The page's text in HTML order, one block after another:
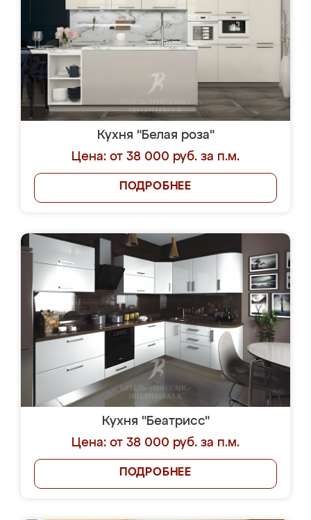
Кухня "Белая роза"
Цена: от 38 000 руб. за п.м.
ПОДРОБНЕЕ
Кухня "Беатрисс"
Цена: от 38 000 руб. за п.м.
ПОДРОБНЕЕ